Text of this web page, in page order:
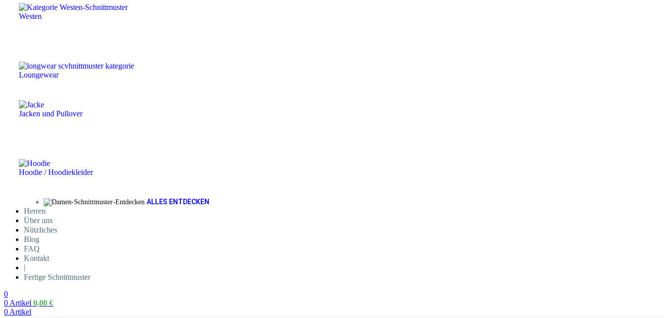
Westen
Loungewear
Jacken und Pullover
Hoodie / Hoodiekleider
ALLES ENTDECKEN
Herren
Über uns
Nützliches
Blog
FAQ
Kontakt
|
Fertige Schnittmuster
0
0 Artikel 0,00 €
0 Artikel